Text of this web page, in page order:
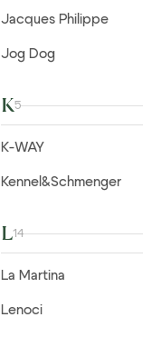
Jacques Philippe
Jog Dog
K5
K-WAY
Kennel&Schmenger
L14
La Martina
Lenoci